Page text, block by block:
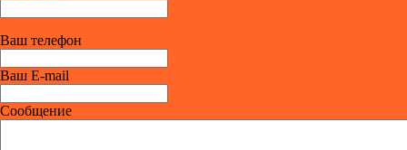
Ваш телефон
Ваш E-mail
Сообщение